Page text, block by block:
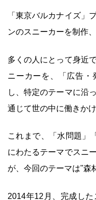
「東京バルカナイズ」
ンのスニーカーを制作
多くの人にとって身近
ニーカーを、「広告・
し、特定のテーマに沿
通じて世の中に働きか
これまで、「水問題」
にわたるテーマでスニ
が、今回のテーマは"森
2014年12月、完成し